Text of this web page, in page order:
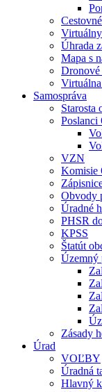
Úhrada
Mapa s
Dronové
Samospráva
Starosta
Poslanci
VZN
Komisie
Obvody
Úradné
PHSR
KPSS
Štatút
Územný
Zásady
Úrad
VOĽBY
Úradná
Hlavný